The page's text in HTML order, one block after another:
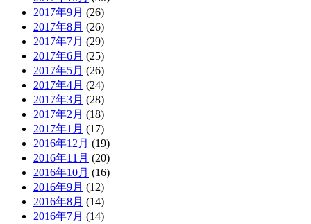
2017年9月 (26)
2017年8月 (26)
2017年7月 (29)
2017年6月 (25)
2017年5月 (26)
2017年4月 (24)
2017年3月 (28)
2017年2月 (18)
2017年1月 (17)
2016年12月 (19)
2016年11月 (20)
2016年10月 (16)
2016年9月 (12)
2016年8月 (14)
2016年7月 (14)